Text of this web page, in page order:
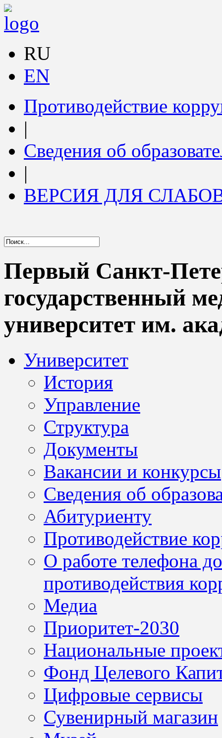
RU
EN
Противодействие
|
Сведения об
|
ВЕРСИЯ ДЛЯ
Первый Санкт-
государственный
университет им.
Университет
История
Управление
Структура
Документы
Вакансии и конкурсы
Сведения об
Абитуриенту
Противодействие
О работе телефона
противодействия
Медиа
Приоритет-2030
Национальные
Фонд Целевого
Цифровые сервисы
Сувенирный магазин